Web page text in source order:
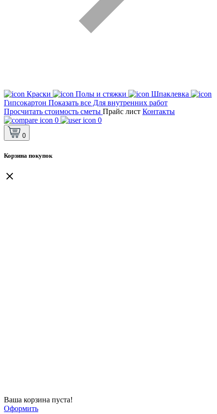
Краски Полы и стяжки
Шпаклевка
Гипсокартон Показать все Для внутренних работ
Просчитать стоимость сметы Прайс лист Контакты
0
0
0
Корзина покупок
Ваша корзина пуста!
Оформить